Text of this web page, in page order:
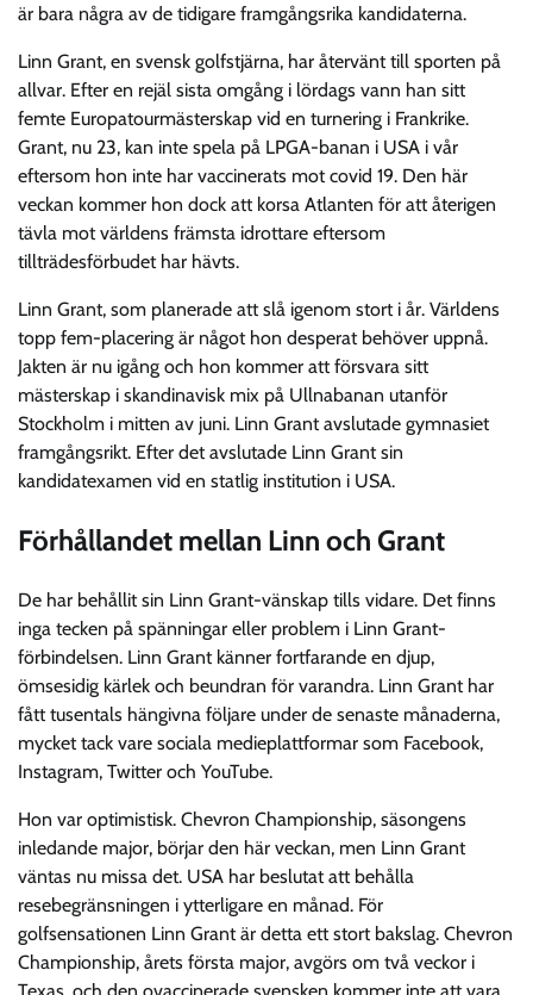
är bara några av de tidigare framgångsrika kandidaterna.
Linn Grant, en svensk golfstjärna, har återvänt till sporten på
allvar. Efter en rejäl sista omgång i lördags vann han sitt
femte Europatourmästerskap vid en turnering i Frankrike.
Grant, nu 23, kan inte spela på LPGA-banan i USA i vår
eftersom hon inte har vaccinerats mot covid 19. Den här
veckan kommer hon dock att korsa Atlanten för att återigen
tävla mot världens främsta idrottare eftersom
tillträdesförbudet har hävts.
Linn Grant, som planerade att slå igenom stort i år. Världens
topp fem-placering är något hon desperat behöver uppnå.
Jakten är nu igång och hon kommer att försvara sitt
mästerskap i skandinavisk mix på Ullnabanan utanför
Stockholm i mitten av juni. Linn Grant avslutade gymnasiet
framgångsrikt. Efter det avslutade Linn Grant sin
kandidatexamen vid en statlig institution i USA.
Förhållandet mellan Linn och Grant
De har behållit sin Linn Grant-vänskap tills vidare. Det finns
inga tecken på spänningar eller problem i Linn Grant-
förbindelsen. Linn Grant känner fortfarande en djup,
ömsesidig kärlek och beundran för varandra. Linn Grant har
fått tusentals hängivna följare under de senaste månaderna,
mycket tack vare sociala medieplattformar som Facebook,
Instagram, Twitter och YouTube.
Hon var optimistisk. Chevron Championship, säsongens
inledande major, börjar den här veckan, men Linn Grant
väntas nu missa det. USA har beslutat att behålla
resebegränsningen i ytterligare en månad. För
golfsensationen Linn Grant är detta ett stort bakslag. Chevron
Championship, årets första major, avgörs om två veckor i
Texas, och den ovaccinerade svensken kommer inte att vara